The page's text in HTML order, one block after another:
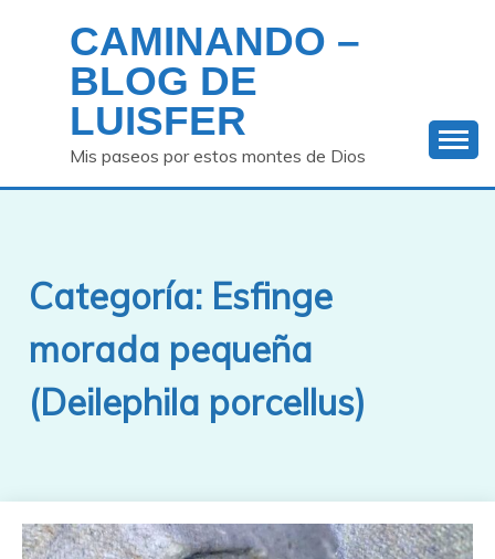
contenido
CAMINANDO –
BLOG DE
LUISFER
Mis paseos por estos montes de Dios
Categoría: Esfinge
morada pequeña
(Deilephila porcellus)